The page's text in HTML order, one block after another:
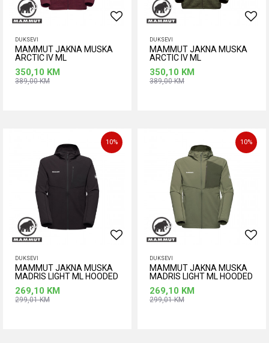
DUKSEVI
MAMMUT JAKNA MUSKA
ARCTIC IV ML
350,10 KM
389,00KM
DUKSEVI
MAMMUT JAKNA MUSKA
ARCTIC IV ML
350,10 KM
389,00KM
10%
DUKSEVI
MAMMUT JAKNA MUSKA
MADRIS LIGHT ML HOODED
269,10 KM
299,01KM
10%
DUKSEVI
MAMMUT JAKNA MUSKA
MADRIS LIGHT ML HOODED
269,10 KM
299,01KM